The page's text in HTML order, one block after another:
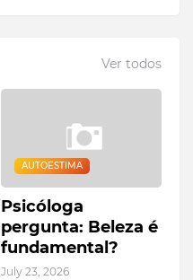
Ver todos
AUTOESTIMA
Psicóloga
pergunta: Beleza é
fundamental?
July 23, 2026